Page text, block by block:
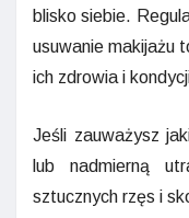
blisko siebie.
usuwanie makijażu
ich zdrowia i
Jeśli zauważysz
lub nadmierną
sztucznych rzęs i